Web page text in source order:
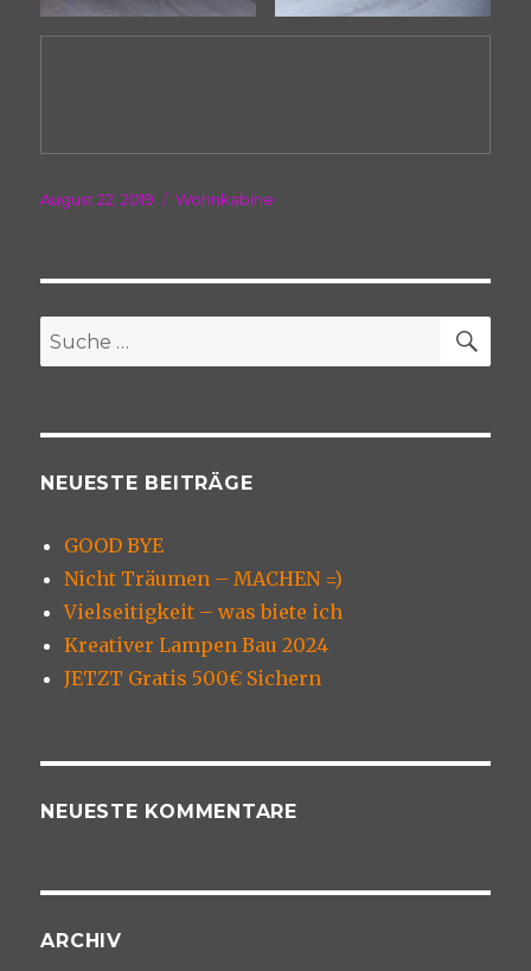
Veröffentlicht
August 22, 2019 Kategorien
Wohnkabine
Suche
nach:
NEUESTE BEITRÄGE
GOOD BYE
Nicht Träumen – MACHEN =)
Vielseitigkeit – was biete ich
Kreativer Lampen Bau 2024
JETZT Gratis 500€ Sichern
NEUESTE KOMMENTARE
ARCHIV